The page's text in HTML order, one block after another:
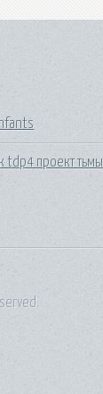
tdp4 проект тьмы